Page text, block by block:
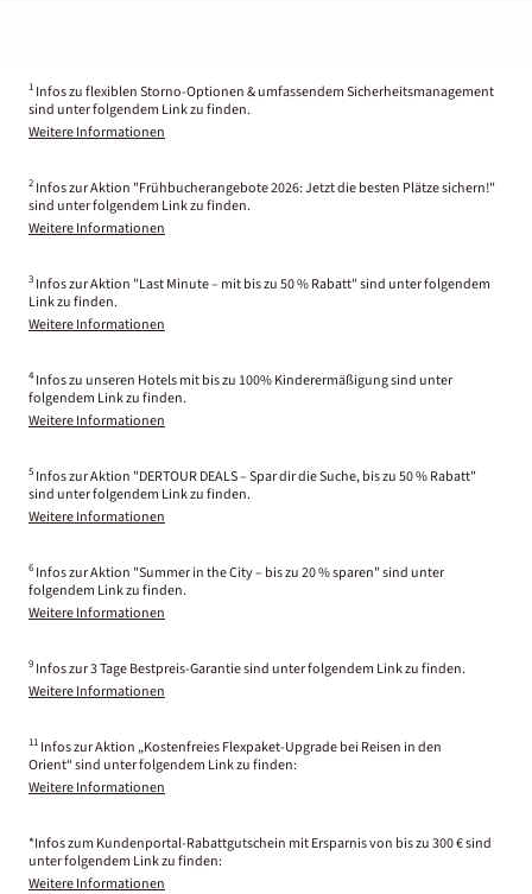
1 Infos zu flexiblen Storno-Optionen & umfassendem Sicherheitsmanagement
sind unter folgendem Link zu finden.
Weitere Informationen
2 Infos zur Aktion "Frühbucherangebote 2026: Jetzt die besten Plätze sichern!"
sind unter folgendem Link zu finden.
Weitere Informationen
3 Infos zur Aktion "Last Minute – mit bis zu 50 % Rabatt" sind unter folgendem
Link zu finden.
Weitere Informationen
4 Infos zu unseren Hotels mit bis zu 100% Kinderermäßigung sind unter
folgendem Link zu finden.
Weitere Informationen
5 Infos zur Aktion "DERTOUR DEALS – Spar dir die Suche, bis zu 50 % Rabatt"
sind unter folgendem Link zu finden.
Weitere Informationen
6 Infos zur Aktion "Summer in the City – bis zu 20 % sparen" sind unter
folgendem Link zu finden.
Weitere Informationen
9 Infos zur 3 Tage Bestpreis-Garantie sind unter folgendem Link zu finden.
Weitere Informationen
11 Infos zur Aktion „Kostenfreies Flexpaket-Upgrade bei Reisen in den
Orient“ sind unter folgendem Link zu finden:
Weitere Informationen
*Infos zum Kundenportal-Rabattgutschein mit Ersparnis von bis zu 300 € sind
unter folgendem Link zu finden:
Weitere Informationen